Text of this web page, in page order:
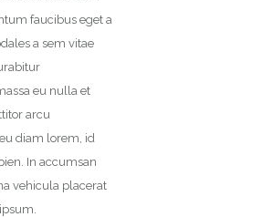
faucibus eget a
a sem vitae
eu nulla et
arcu
diam lorem, id
In accumsan
vehicula placerat